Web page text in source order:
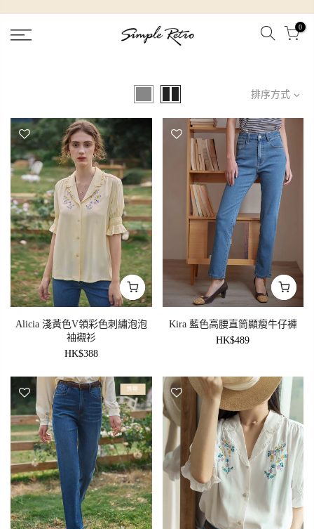
0
排序方式
Alicia 淺黃色V領彩色刺繡泡泡
袖襯衫
HK$388
Kira 藍色高腰直筒顯瘦牛仔褲
HK$489
售罄